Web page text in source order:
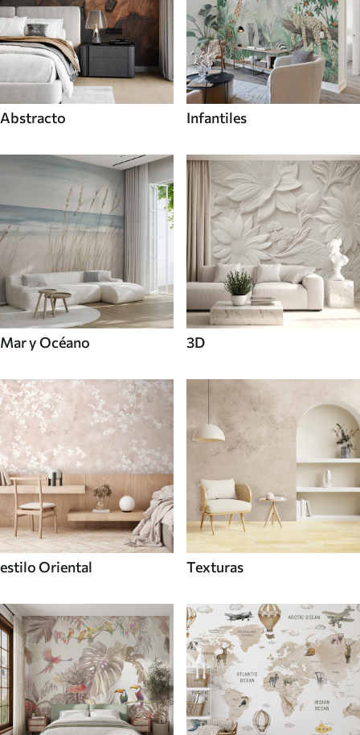
Abstracto Infantiles
Mar y Océano 3D
estilo Oriental Texturas